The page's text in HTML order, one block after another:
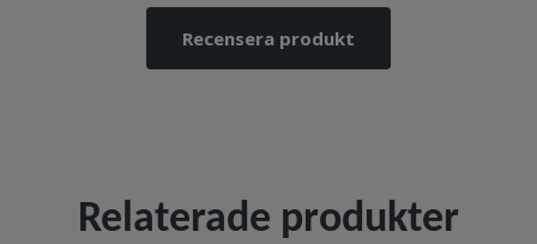
Recensera produkt
Relaterade produkter